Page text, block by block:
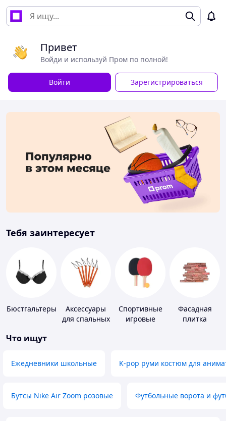
Привет
Войди и используй Пром по полной!
Войти Зарегистрироваться
Тебя заинтересует
Бюстгальтеры
Аксессуары
для спальных
Спортивные
игровые
Фасадная
плитка
Что ищут
Ежедневники школьные K-pop руми костюм для
Бутсы Nike Air Zoom розовые Футбольные ворота и